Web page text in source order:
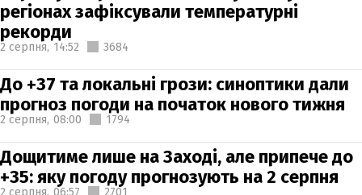
регіонах зафіксували температурні
рекорди
2 серпня, 14:52 3684
До +37 та локальні грози: синоптики дали
прогноз погоди на початок нового тижня
2 серпня, 08:00 1794
Дощитиме лише на Заході, але припече до
+35: яку погоду прогнозують на 2 серпня
2 серпня, 06:57 2701